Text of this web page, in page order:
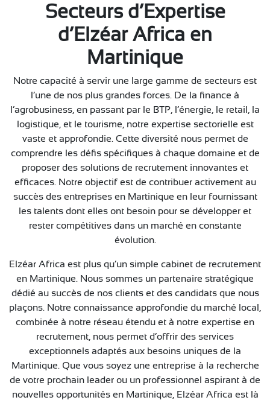
Secteurs d’Expertise
d’Elzéar Africa en
Martinique
Notre capacité à servir une large gamme de secteurs est
l’une de nos plus grandes forces. De la finance à
l’agrobusiness, en passant par le BTP, l’énergie, le retail, la
logistique, et le tourisme, notre expertise sectorielle est
vaste et approfondie. Cette diversité nous permet de
comprendre les défis spécifiques à chaque domaine et de
proposer des solutions de recrutement innovantes et
efficaces. Notre objectif est de contribuer activement au
succès des entreprises en Martinique en leur fournissant
les talents dont elles ont besoin pour se développer et
rester compétitives dans un marché en constante
évolution.
Elzéar Africa est plus qu’un simple cabinet de recrutement
en Martinique. Nous sommes un partenaire stratégique
dédié au succès de nos clients et des candidats que nous
plaçons. Notre connaissance approfondie du marché local,
combinée à notre réseau étendu et à notre expertise en
recrutement, nous permet d’offrir des services
exceptionnels adaptés aux besoins uniques de la
Martinique. Que vous soyez une entreprise à la recherche
de votre prochain leader ou un professionnel aspirant à de
nouvelles opportunités en Martinique, Elzéar Africa est là